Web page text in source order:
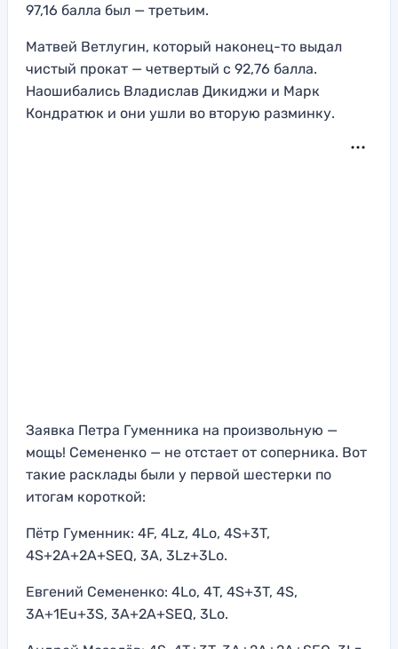
97,16 балла был — третьим.
Матвей Ветлугин, который наконец-то выдал
чистый прокат — четвертый с 92,76 балла.
Наошибались Владислав Дикиджи и Марк
Кондратюк и они ушли во вторую разминку.
Заявка Петра Гуменника на произвольную —
мощь! Семененко — не отстает от соперника. Вот
такие расклады были у первой шестерки по
итогам короткой:
Пётр Гуменник: 4F, 4Lz, 4Lo, 4S+3T,
4S+2A+2A+SEQ, 3A, 3Lz+3Lo.
Евгений Семененко: 4Lo, 4T, 4S+3T, 4S,
3A+1Eu+3S, 3A+2A+SEQ, 3Lo.